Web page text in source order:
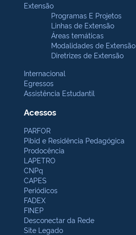
Extensão
Programas E Projetos
Linhas de Extensão
Áreas temáticas
Modalidades de Extensão
Diretrizes de Extensão
Internacional
Egressos
Assistência Estudantil
Acessos
PARFOR
Pibid e Residência Pedagógica
Prodocência
LAPETRO
CNPq
CAPES
Periódicos
FADEX
FINEP
Desconectar da Rede
Site Legado